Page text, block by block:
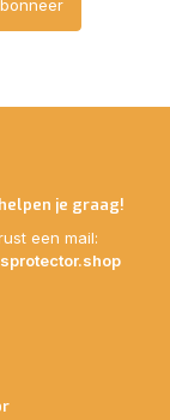
je graag!
een mail: